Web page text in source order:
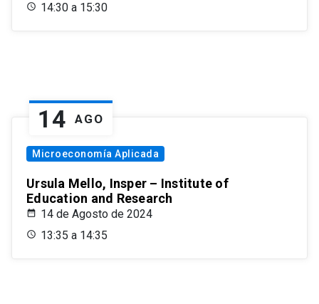
14:30 a 15:30
14 AGO
Microeconomía Aplicada
Ursula Mello, Insper – Institute of
Education and Research
14 de Agosto de 2024
13:35 a 14:35